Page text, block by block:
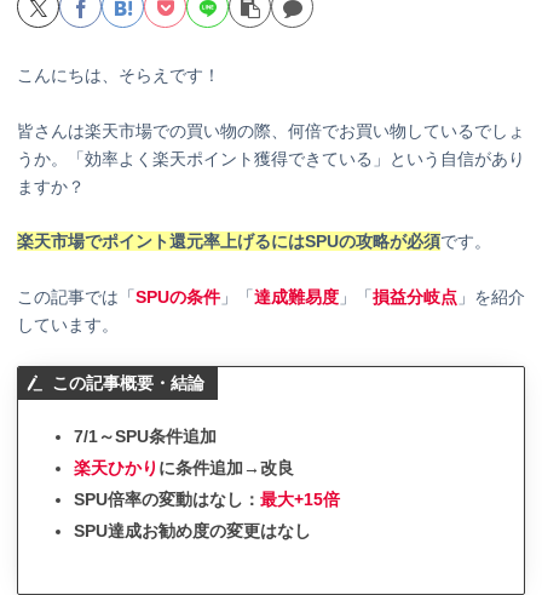
こんにちは、そらえです！
皆さんは楽天市場での買い物の際、何倍でお買い物しているでしょ
うか。「効率よく楽天ポイント獲得できている」という自信があり
ますか？
楽天市場でポイント還元率上げるにはSPUの攻略が必須です。
この記事では「SPUの条件」「達成難易度 」「損益分岐点 」を紹介
しています。
この記事概要・結論
7/1～SPU条件追加
楽天ひかり に条件追加→改良
SPU倍率の変動はなし：最大+15倍
SPU達成お勧め度の変更はなし